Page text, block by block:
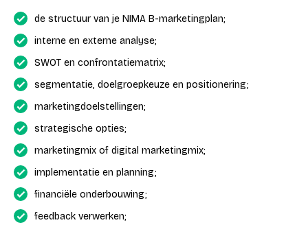
de structuur van je NIMA B-marketingplan;
interne en externe analyse;
SWOT en confrontatiematrix;
segmentatie, doelgroepkeuze en positionering;
marketingdoelstellingen;
strategische opties;
marketingmix of digital marketingmix;
implementatie en planning;
financiële onderbouwing;
feedback verwerken;